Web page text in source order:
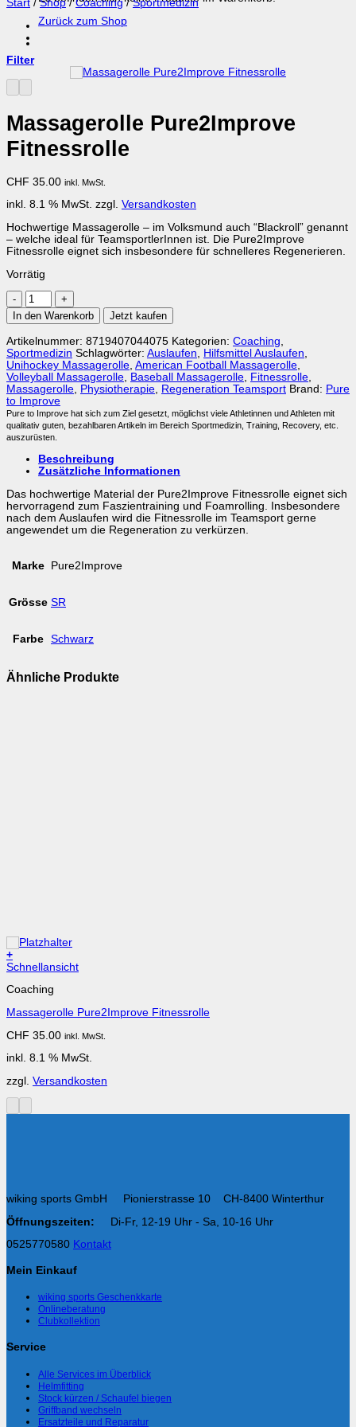
Zurück zum Shop
Start / Shop / Coaching / Sportmedizin
Filter
Massagerolle Pure2Improve
Fitnessrolle
CHF 35.00 inkl. MwSt.
inkl. 8.1 % MwSt. zzgl. Versandkosten
Hochwertige Massagerolle – im Volksmund auch “Blackroll” genannt
– welche ideal für TeamsportlerInnen ist. Die Pure2Improve
Fitnessrolle eignet sich insbesondere für schnelleres Regenerieren.
Vorrätig
Massagerolle
Pure2Improve
Fitnessrolle
In den Warenkorb Jetzt kaufen
Artikelnummer: 8719407044075 Kategorien: Coaching
Sportmedizin Schlagwörter: Auslaufen Hilfsmittel Auslaufen
Unihockey Massagerolle American Football Massagerolle
Volleyball Massagerolle
Baseball Massagerolle Fitnessrolle
Massagerolle
Physiotherapie Regeneration Teamsport Brand: Pure
to Improve
Pure to Improve hat sich zum Ziel gesetzt, möglichst viele Athletinnen und Athleten mit
qualitativ guten, bezahlbaren Artikeln im Bereich Sportmedizin, Training, Recovery, etc.
auszurüsten.
Beschreibung
Zusätzliche Informationen
Das hochwertige Material der Pure2Improve Fitnessrolle eignet sich
hervorragend zum Faszientraining und Foamrolling. Insbesondere
nach dem Auslaufen wird die Fitnessrolle im Teamsport gerne
angewendet um die Regeneration zu verkürzen.
Marke Pure2Improve
Grösse SR
Farbe Schwarz
Ähnliche Produkte
+
Schnellansicht
Coaching
Massagerolle Pure2Improve Fitnessrolle
CHF 35.00 inkl. MwSt.
inkl. 8.1 % MwSt.
zzgl. Versandkosten
wiking sports GmbH Pionierstrasse 10 CH-8400 Winterthur
Öffnungszeiten: Di-Fr, 12-19 Uhr - Sa, 10-16 Uhr
0525770580 Kontakt
Mein Einkauf
wiking sports Geschenkkarte
Onlineberatung
Clubkollektion
Service
Alle Services im Überblick
Helmfitting
Stock kürzen / Schaufel biegen
Griffband wechseln
Ersatzteile und Reparatur